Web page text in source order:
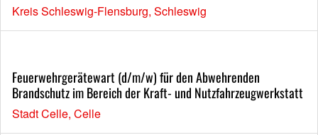
Kreis Schleswig-Flensburg, Schleswig
Feuerwehrgerätewart (d/m/w) für den Abwehrenden
Brandschutz im Bereich der Kraft- und Nutzfahrzeugwerkstatt
Stadt Celle, Celle